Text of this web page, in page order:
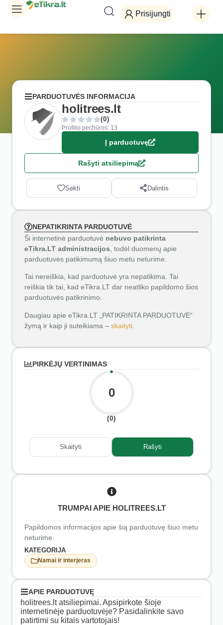
Prisijungti
PARDUOTUVĖS INFORMACIJA
holitrees.lt
(0)
Profilio peržiūros: 13
Į parduotuvę
Rašyti atsiliepimą
Sekti Dalintis
NEPATIKRINTA PARDUOTUVĖ
Ši internetinė parduotuvė nebuvo patikrinta
eTikra.LT administracijos , todėl duomenų apie
parduotuvės patikimumą šiuo metu neturime.
Tai nereiškia, kad parduotuvė yra nepatikima. Tai
reiškia tik tai, kad eTikra.LT dar neatliko papildomo šios
parduotuvės patikrinimo.
Daugiau apie eTikra.LT „PATIKRINTA PARDUOTUVĖ“
žymą ir kaip ji suteikiama – skaityti
PIRKĖJŲ VERTINIMAS
0
(0)
Skaityti Rašyti
TRUMPAI APIE HOLITREES.LT
Papildomos informacijos apie šią parduotuvę šiuo metu
neturime.
KATEGORIJA
Namai ir interjeras
APIE PARDUOTUVĘ
holitrees.lt atsiliepimai. Apsipirkote šioje
internetinėje parduotuvėje? Pasidalinkite savo
patirtimi su kitais vartotojais!